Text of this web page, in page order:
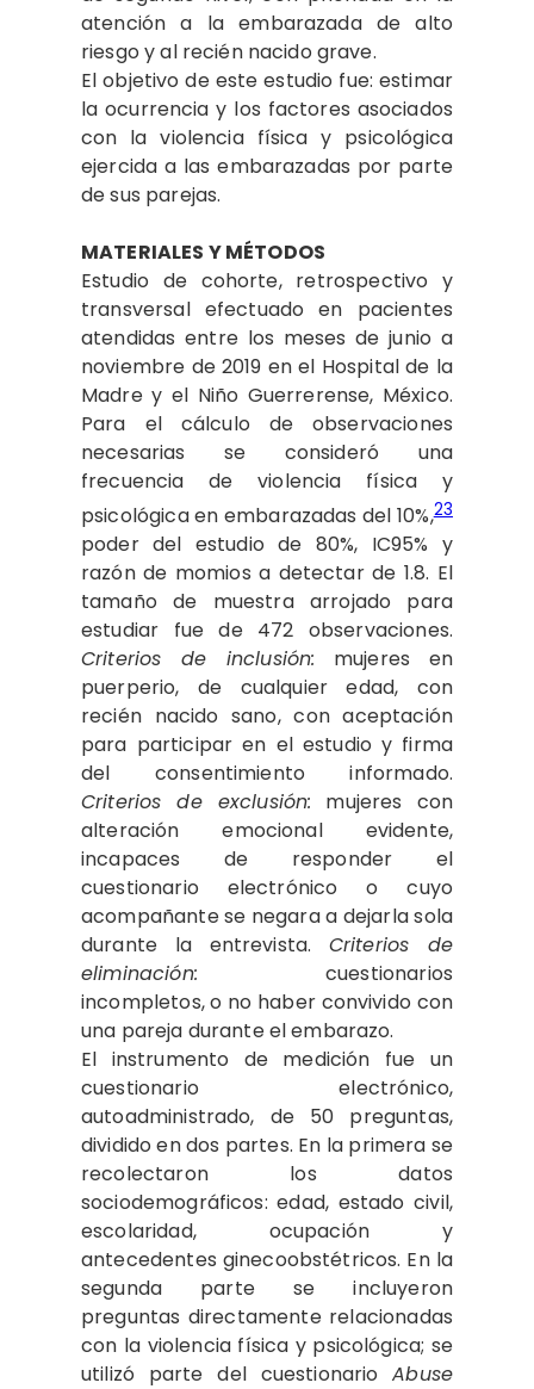
atención a la embarazada de alto
riesgo y al recién nacido grave.
El objetivo de este estudio fue: estimar
la ocurrencia y los factores asociados
con la violencia física y psicológica
ejercida a las embarazadas por parte
de sus parejas.
MATERIALES Y MÉTODOS
Estudio de cohorte, retrospectivo y
transversal efectuado en pacientes
atendidas entre los meses de junio a
noviembre de 2019 en el Hospital de la
Madre y el Niño Guerrerense, México.
Para el cálculo de observaciones
necesarias se consideró una
frecuencia de violencia física y
psicológica en embarazadas del 10%,23
poder del estudio de 80%, IC95% y
razón de momios a detectar de 1.8. El
tamaño de muestra arrojado para
estudiar fue de 472 observaciones.
Criterios de inclusión: mujeres en
puerperio, de cualquier edad, con
recién nacido sano, con aceptación
para participar en el estudio y firma
del consentimiento informado.
Criterios de exclusión: mujeres con
alteración emocional evidente,
incapaces de responder el
cuestionario electrónico o cuyo
acompañante se negara a dejarla sola
durante la entrevista. Criterios de
eliminación: cuestionarios
incompletos, o no haber convivido con
una pareja durante el embarazo.
El instrumento de medición fue un
cuestionario electrónico,
autoadministrado, de 50 preguntas,
dividido en dos partes. En la primera se
recolectaron los datos
sociodemográficos: edad, estado civil,
escolaridad, ocupación y
antecedentes ginecoobstétricos. En la
segunda parte se incluyeron
preguntas directamente relacionadas
con la violencia física y psicológica; se
utilizó parte del cuestionarioAbuse